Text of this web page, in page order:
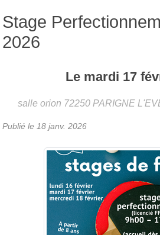
Stage
2026
Le mardi 17
salle orion 72250 PARIGNE
Publié le 18 janv. 2026